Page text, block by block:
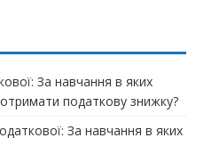
За навчання в яких
податкову знижку?
За навчання в яких